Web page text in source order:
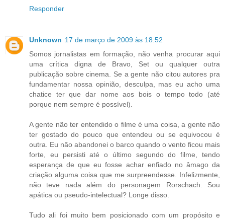
Responder
Unknown 17 de março de 2009 às 18:52
Somos jornalistas em formação, não venha procurar aqui
uma crítica digna de Bravo, Set ou qualquer outra
publicação sobre cinema. Se a gente não citou autores pra
fundamentar nossa opinião, desculpa, mas eu acho uma
chatice ter que dar nome aos bois o tempo todo (até
porque nem sempre é possível).
A gente não ter entendido o filme é uma coisa, a gente não
ter gostado do pouco que entendeu ou se equivocou é
outra. Eu não abandonei o barco quando o vento ficou mais
forte, eu persisti até o último segundo do filme, tendo
esperança de que eu fosse achar enfiado no âmago da
criação alguma coisa que me surpreendesse. Infelizmente,
não teve nada além do personagem Rorschach. Sou
apática ou pseudo-intelectual? Longe disso.
Tudo ali foi muito bem posicionado com um propósito e